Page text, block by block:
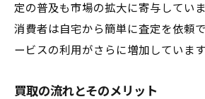
広島県呉市広大広で高価買取を
ステップバイステップガイド
高価買取のための事前準備
定の普及も市場の拡大に寄与していま
消費者は自宅から簡単に査定を依頼
ービスの利用がさらに増加しています
買取の流れとそのメリット